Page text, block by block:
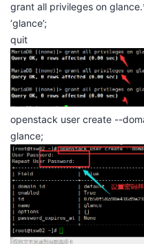
grant all privileges on
‘glance’;
quit
openstack user create --
glance;